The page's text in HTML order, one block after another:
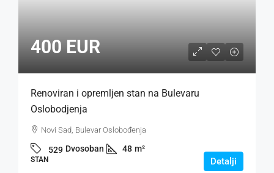
400 EUR
Renoviran i opremljen stan na Bulevaru
Oslobodjenja
Novi Sad, Bulevar Oslobođenja
529 Dvosoban 48 m²
STAN Detalji